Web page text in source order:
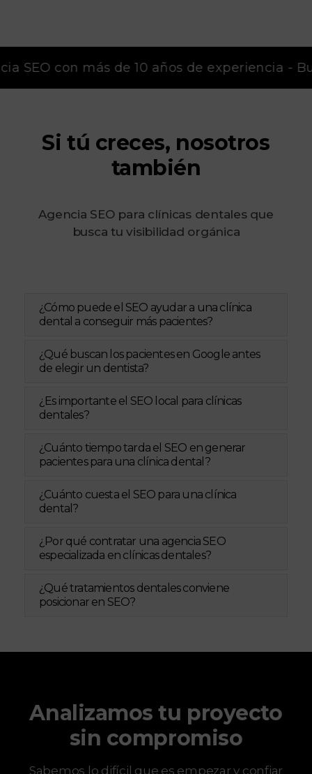
SEO con más de 10 años de experiencia -
Si tú creces, nosotros
también
Agencia SEO para clínicas dentales que
busca tu visibilidad orgánica
¿Cómo puede el SEO ayudar a una clínica
dental a conseguir más pacientes?
¿Qué buscan los pacientes en Google antes
de elegir un dentista?
¿Es importante el SEO local para clínicas
dentales?
¿Cuánto tiempo tarda el SEO en generar
pacientes para una clínica dental?
¿Cuánto cuesta el SEO para una clínica
dental?
¿Por qué contratar una agencia SEO
especializada en clínicas dentales?
¿Qué tratamientos dentales conviene
posicionar en SEO?
Analizamos tu proyecto
sin compromiso
Sabemos lo difícil que es empezar y confiar